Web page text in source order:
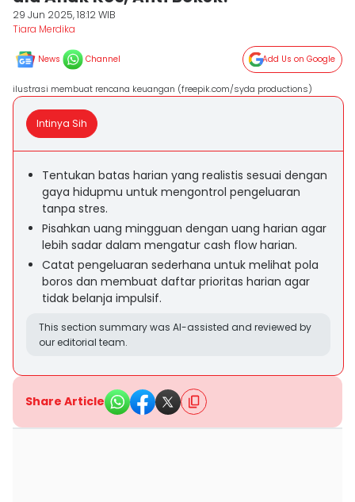
29 Jun 2025, 18:12 WIB
Tiara Merdika
News Channel Add Us on Google
ilustrasi membuat rencana keuangan (freepik.com/syda productions)
Intinya Sih
Tentukan batas harian yang realistis sesuai dengan
gaya hidupmu untuk mengontrol pengeluaran
tanpa stres.
Pisahkan uang mingguan dengan uang harian agar
lebih sadar dalam mengatur cash flow harian.
Catat pengeluaran sederhana untuk melihat pola
boros dan membuat daftar prioritas harian agar
tidak belanja impulsif.
This section summary was AI-assisted and reviewed by
our editorial team.
Share Article